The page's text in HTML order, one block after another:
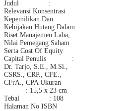
Judul :
Relevansi Konsentrasi
Kepemilikan Dan
Kebijakan Hutang Dalam
Riset Manajemen Laba,
Nilai Pemegang Saham
Serta Cost Of Equity
Capital Penulis :
Dr. Tarjo, S.E., M.Si.,
CSRS., CRP., CFE.,
CFrA., CPA Ukuran
: 15,5 x 23 cm
Tebal : 108
Halaman No ISBN